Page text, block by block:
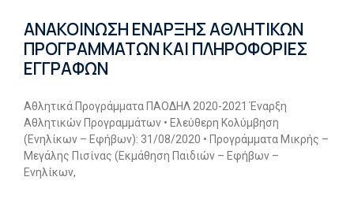
ΑΝΑΚΟΙΝΩΣΗ ΕΝΑΡΞΗΣ ΑΘΛΗΤΙΚΩΝ
ΠΡΟΓΡΑΜΜΑΤΩΝ ΚΑΙ ΠΛΗΡΟΦΟΡΙΕΣ
ΕΓΓΡΑΦΩΝ
Αθλητικά Προγράμματα ΠΑΟΔΗΛ 2020-2021 Έναρξη
Αθλητικών Προγραμμάτων • Ελεύθερη Κολύμβηση
(Ενηλίκων – Εφήβων): 31/08/2020 • Προγράμματα Μικρής –
Μεγάλης Πισίνας (Εκμάθηση Παιδιών – Εφήβων –
Ενηλίκων,